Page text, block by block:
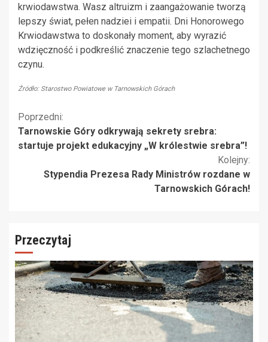
krwiodawstwa. Wasz altruizm i zaangażowanie tworzą
lepszy świat, pełen nadziei i empatii. Dni Honorowego
Krwiodawstwa to doskonały moment, aby wyrazić
wdzięczność i podkreślić znaczenie tego szlachetnego
czynu.
Źródło: Starostwo Powiatowe w Tarnowskich Górach
Kontynuuj
czytanie
Poprzedni:
Tarnowskie Góry odkrywają sekrety srebra:
startuje projekt edukacyjny „W królestwie srebra”!
Kolejny:
Stypendia Prezesa Rady Ministrów rozdane w
Tarnowskich Górach!
Przeczytaj